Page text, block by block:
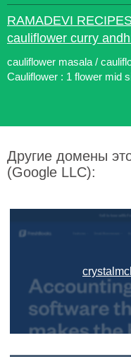
RAMADEVI
cauliflower curry
cauliflower masala /
Cauliflower : 1 flower mid
Другие домены
(Google LLC):